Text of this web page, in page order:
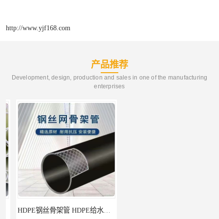
http://www.yjf168.com
产品推荐
Development, design, production and sales in one of the manufacturing
enterprises
HDPE钢丝骨架管 HDPE给水管自来水管饮用水管